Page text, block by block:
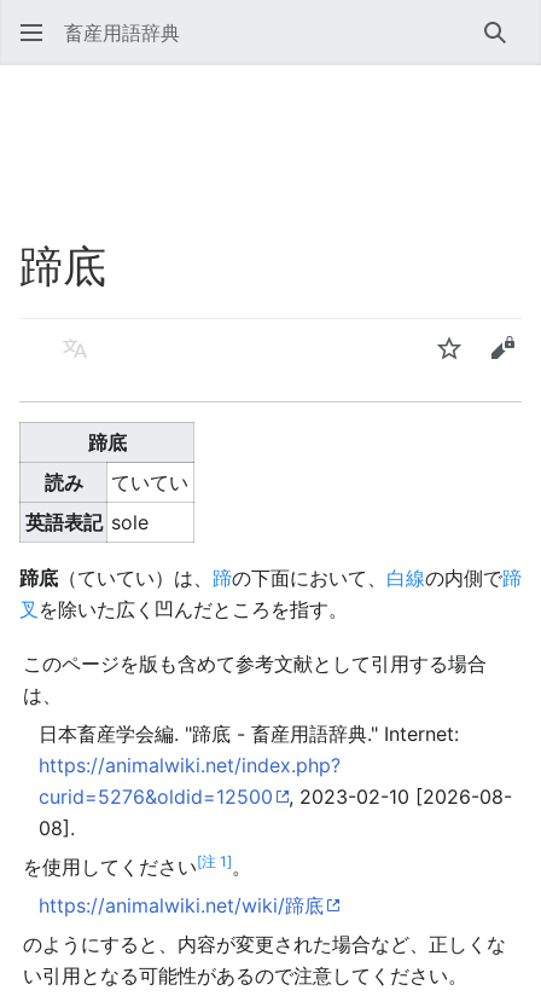
畜産用語辞典 検索
蹄底
言語 ウォッチソ
蹄底
読み
ていてい
英語表記 sole
蹄底 （ていてい）は、 蹄の下面において、 白線の内側で蹄
叉 を除いた広く凹んだところを指す。
このページを版も含めて参考文献として引用する場合
は、
日本畜産学会編. "蹄底 - 畜産用語辞典." Internet:
https://animalwiki.net/index.php?
curid=5276&oldid=12500
, 2023-02-10 [2026-08-
08].
を使用してください[注 1]。
https://animalwiki.net/wiki/蹄底
のようにすると、内容が変更された場合など、正しくな
い引用となる可能性があるので注意してください。